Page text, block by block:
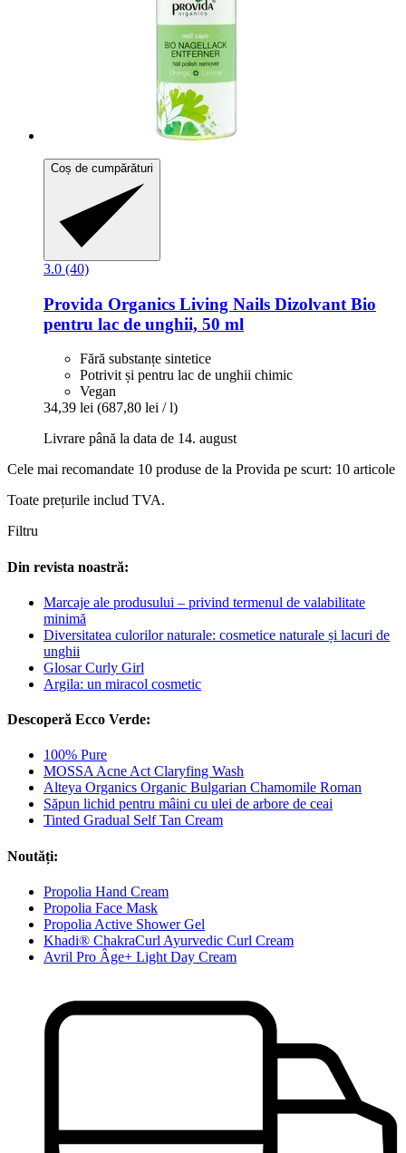
Coș de cumpărături
3.0 (40)
Provida Organics Living Nails Dizolvant Bio
pentru lac de unghii, 50 ml
Fără substanțe sintetice
Potrivit și pentru lac de unghii chimic
Vegan
34,39 lei (687,80 lei / l)
Livrare până la data de 14. august
Cele mai recomandate 10 produse de la Provida pe scurt: 10 articole
Toate prețurile includ TVA.
Filtru
Din revista noastră:
Marcaje ale produsului – privind termenul de valabilitate
minimă
Diversitatea culorilor naturale: cosmetice naturale și lacuri de
unghii
Glosar Curly Girl
Argila: un miracol cosmetic
Descoperă Ecco Verde:
100% Pure
MOSSA Acne Act Claryfing Wash
Alteya Organics Organic Bulgarian Chamomile Roman
Săpun lichid pentru mâini cu ulei de arbore de ceai
Tinted Gradual Self Tan Cream
Noutăți:
Propolia Hand Cream
Propolia Face Mask
Propolia Active Shower Gel
Khadi® ChakraCurl Ayurvedic Curl Cream
Avril Pro Âge+ Light Day Cream